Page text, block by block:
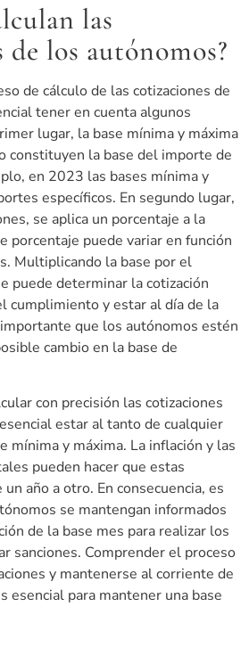
las
los autónomos?
de cálculo de las cotizaciones de
tener en cuenta algunos
lugar, la base mínima y máxima
constituyen la base del importe de
en 2023 las bases mínima y
específicos. En segundo lugar,
se aplica un porcentaje a la
porcentaje puede variar en función
Multiplicando la base por el
puede determinar la cotización
cumplimiento y estar al día de la
que los autónomos estén
cambio en la base de
con precisión las cotizaciones
estar al tanto de cualquier
mínima y máxima. La inflación y las
pueden hacer que estas
año a otro. En consecuencia, es
se mantengan informados
de la base mes para realizar los
sanciones. Comprender el proceso
y mantenerse al corriente de
esencial para mantener una base